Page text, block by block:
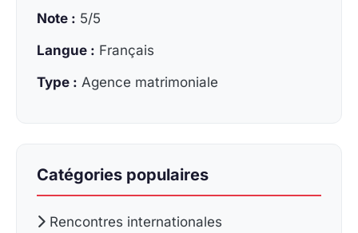
Note : 5/5
Langue : Français
Type : Agence matrimoniale
Catégories populaires
Rencontres internationales